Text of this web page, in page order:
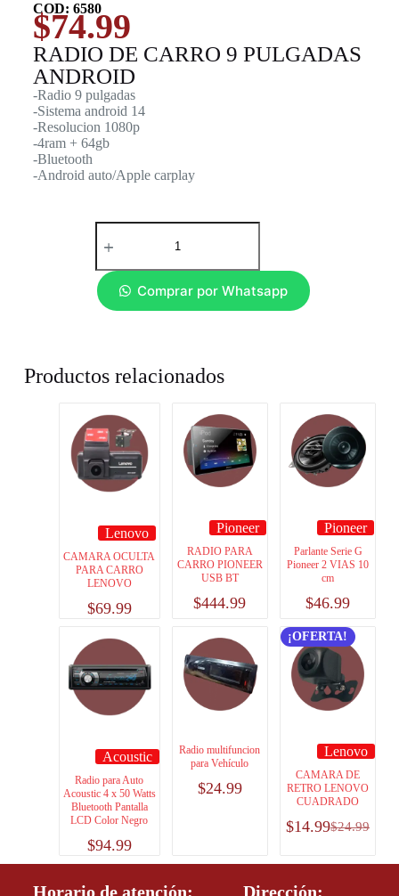
COD: 6580
$74.99
RADIO DE CARRO 9 PULGADAS
ANDROID
-Radio 9 pulgadas
-Sistema android 14
-Resolucion 1080p
-4ram + 64gb
-Bluetooth
-Android auto/Apple carplay
Comprar por Whatsapp
Productos relacionados
Lenovo
CAMARA OCULTA
PARA CARRO
LENOVO
$69.99
Pioneer
RADIO PARA
CARRO PIONEER
USB BT
$444.99
Pioneer
Parlante Serie G
Pioneer 2 VIAS 10
cm
$46.99
Acoustic
Radio para Auto
Acoustic 4 x 50 Watts
Bluetooth Pantalla
LCD Color Negro
$94.99
Radio multifuncion
para Vehículo
$24.99
¡OFERTA!
Lenovo
CAMARA DE
RETRO LENOVO
CUADRADO
$24.99
$14.99
Horario de atención: Dirección: